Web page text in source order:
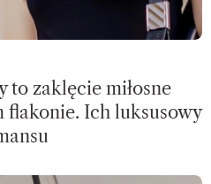
to zaklęcie miłosne
flakonie. Ich luksusowy